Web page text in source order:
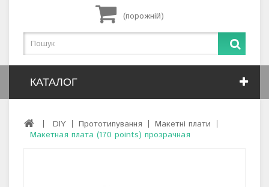
(порожній)
КАТАЛОГ
DIY Прототипування
Макетні плати
Макетная плата (170 points) прозрачная